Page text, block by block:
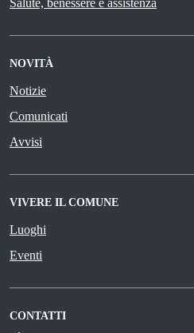
Salute, benessere e assistenza
NOVITÀ
Notizie
Comunicati
Avvisi
VIVERE IL COMUNE
Luoghi
Eventi
CONTATTI